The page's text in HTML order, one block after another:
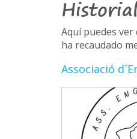
Aquí puedes
ha recaudado
Associació